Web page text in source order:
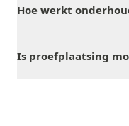
Hoe werkt
Is proefplaatsing